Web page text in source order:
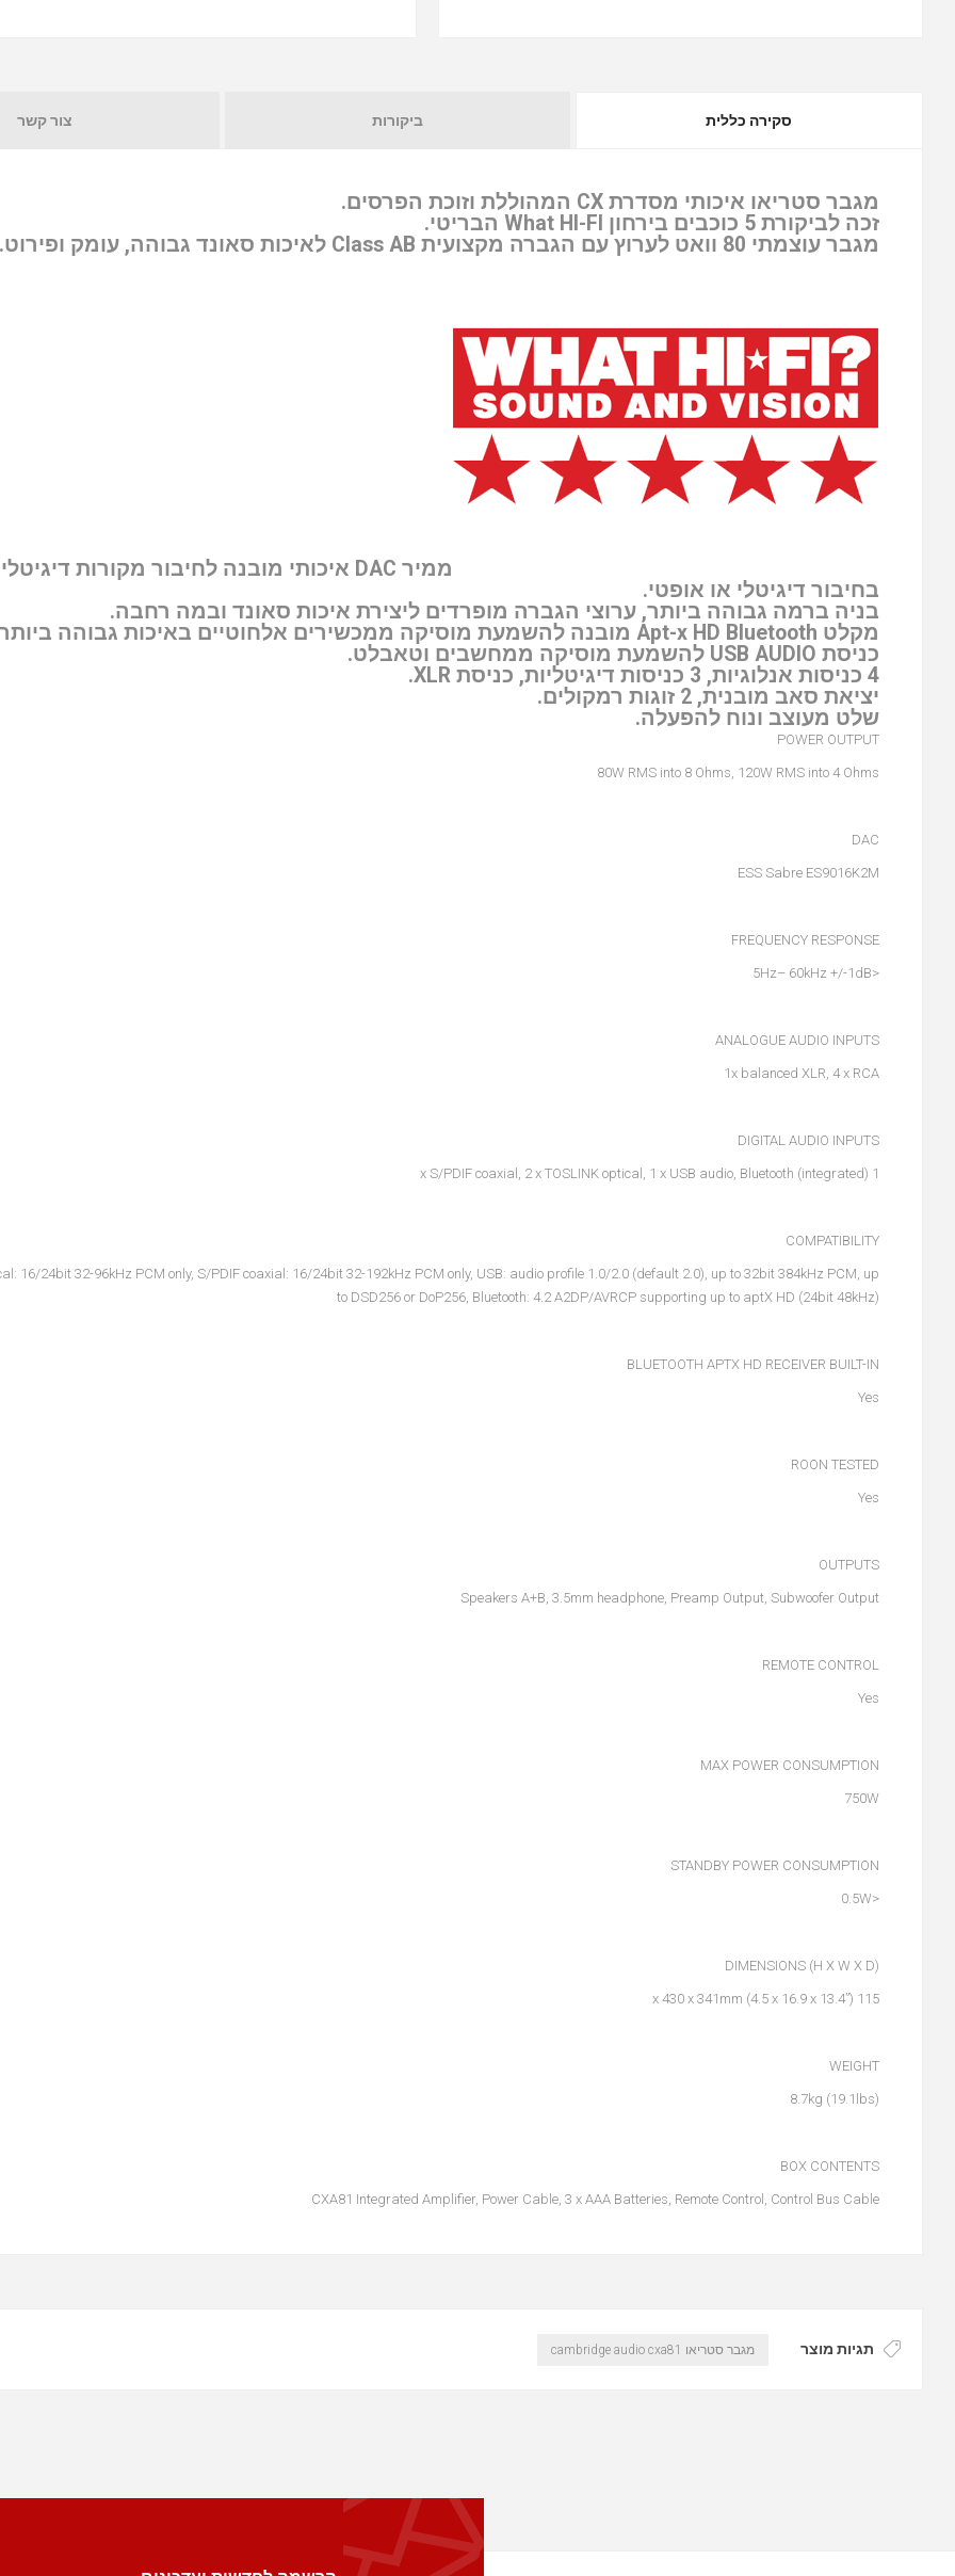
סקירה כללית ביקורות צור קשר
מגבר סטריאו איכותי מסדרת CX המהוללת וזוכת הפרסים.
זכה לביקורת 5 כוכבים בירחון What HI-FI הבריטי.
מגבר עוצמתי 80 וואט לערוץ עם הגברה מקצועית Class AB לאיכות סאונד גבוהה, עומק ופירוט.
ממיר DAC איכותי מובנה
לחיבור מקורות
בחיבור דיגיטלי או אופטי.
בניה ברמה גבוהה ביותר, ערוצי הגברה מופרדים ליצירת איכות סאונד ובמה רחבה.
מקלט Apt-x HD Bluetooth מובנה להשמעת מוסיקה ממכשירים אלחוטיים באיכות גבוהה ביותר.
כניסת USB AUDIO להשמעת מוסיקה ממחשבים וטאבלט.
4 כניסות אנלוגיות, 3 כניסות דיגיטליות, כניסת XLR.
יציאת סאב מובנית, 2 זוגות רמקולים.
שלט מעוצב ונוח להפעלה.
POWER OUTPUT
80W RMS into 8 Ohms, 120W RMS into 4 Ohms
DAC
ESS Sabre ES9016K2M
FREQUENCY RESPONSE
<5Hz– 60kHz +/-1dB
ANALOGUE AUDIO INPUTS
1x balanced XLR, 4 x RCA
DIGITAL AUDIO INPUTS
1 x S/PDIF coaxial, 2 x TOSLINK optical, 1 x USB audio, Bluetooth (integrated)
COMPATIBILITY
16/24bit 32-96kHz PCM only, S/PDIF coaxial: 16/24bit 32-192kHz PCM only, USB: audio profile 1.0/2.0 (default 2.0), up to 32bit 384kHz PCM, up
to DSD256 or DoP256, Bluetooth: 4.2 A2DP/AVRCP supporting up to aptX HD (24bit 48kHz)
BLUETOOTH APTX HD RECEIVER BUILT-IN
Yes
ROON TESTED
Yes
OUTPUTS
Speakers A+B, 3.5mm headphone, Preamp Output, Subwoofer Output
REMOTE CONTROL
Yes
MAX POWER CONSUMPTION
750W
STANDBY POWER CONSUMPTION
<0.5W
DIMENSIONS (H X W X D)
115 x 430 x 341mm (4.5 x 16.9 x 13.4”)
WEIGHT
8.7kg (19.1lbs)
BOX CONTENTS
CXA81 Integrated Amplifier, Power Cable, 3 x AAA Batteries, Remote Control, Control Bus Cable
תגיות מוצר מגבר סטריאו cambridge audio cxa81